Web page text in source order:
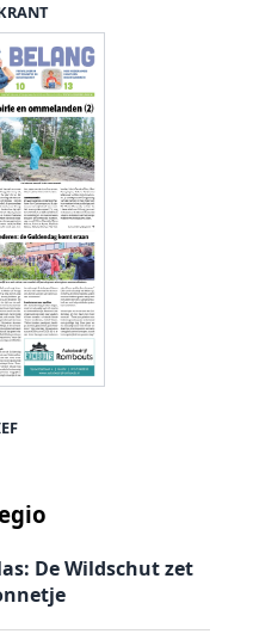
De Wildschut zet